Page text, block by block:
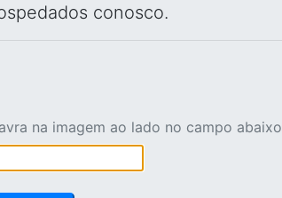
conosco.
na imagem ao lado no campo abaixo